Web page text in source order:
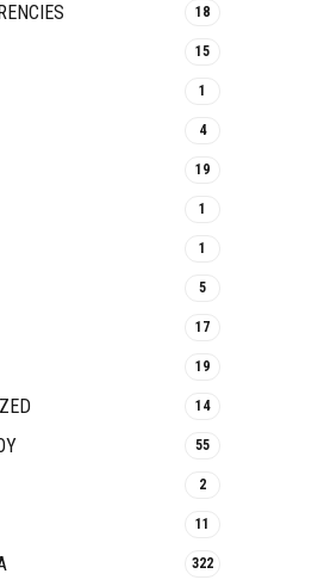
18
15
1
4
19
1
1
5
17
19
14
55
2
11
322